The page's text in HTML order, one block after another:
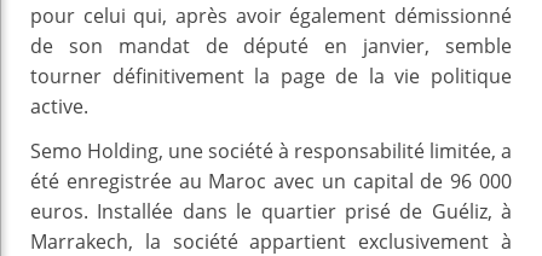
pour celui qui, après avoir également démissionné
de son mandat de député en janvier, semble
tourner définitivement la page de la vie politique
active.
Semo Holding, une société à responsabilité limitée, a
été enregistrée au Maroc avec un capital de 96 000
euros. Installée dans le quartier prisé de Guéliz, à
Marrakech, la société appartient exclusivement à